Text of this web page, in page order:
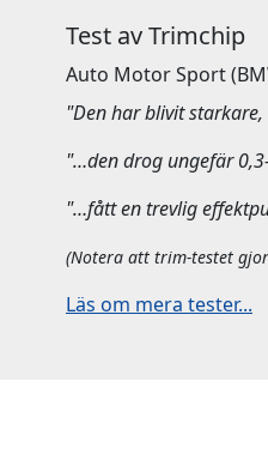
Test av Trimchip
Auto Motor Sport
"Den har blivit
"…den drog ungefär
"…fått en trevlig
(Notera att trim-testet
Läs om mera tester...